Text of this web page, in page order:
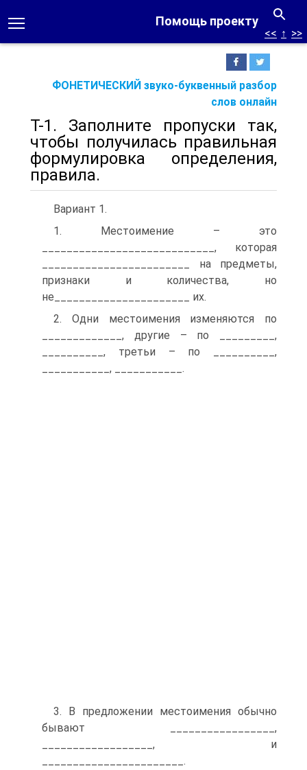
Помощь проекту
ФОНЕТИЧЕСКИЙ звуко-буквенный разбор
слов онлайн
<< ↑ >>
Т-1. Заполните пропуски так,
чтобы получилась правильная
формулировка определения,
правила.
Вариант 1.
1. Местоимение – это
____________________________, которая
________________________ на предметы,
признаки и количества, но
не______________________ их.
2. Одни местоимения изменяются по
_____________, другие – по _________,
__________, третьи – по __________,
___________, ___________.
3. В предложении местоимения обычно
бывают _________________,
__________________, и
_______________________.